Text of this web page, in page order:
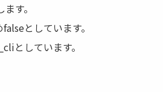
す。
としています。
としています。